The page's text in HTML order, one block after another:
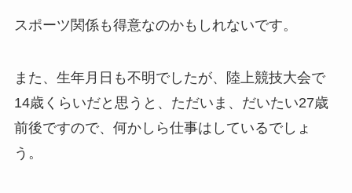
スポーツ関係も得意なのかもしれないです。
また、生年月日も不明でしたが、陸上競技大会で
14歳くらいだと思うと、ただいま、だいたい27歳
前後ですので、何かしら仕事はしているでしょ
う。